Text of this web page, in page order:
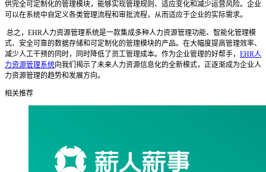
供完全可定制化的管理模块，能够实现管理规则、适应变化和减少运营风险。企业
可以在系统中自定义各类管理流程和审批流程，从而适应于企业的实际需求。
总之，EHR人力资源管理系统是一款集成多种人力资源管理功能、智能化管理模
式、安全可靠的数据存储和可定制化的管理模块的产品。在大幅度提高管理效率、
减少人工干预的同时，同时降低了员工管理成本。作为企业管理的好帮手， EHR人
力资源管理系统向我们揭示了未来人力资源信息化的全新模式，正逐渐成为企业人
力资源管理的趋势和发展方向。
相关推荐